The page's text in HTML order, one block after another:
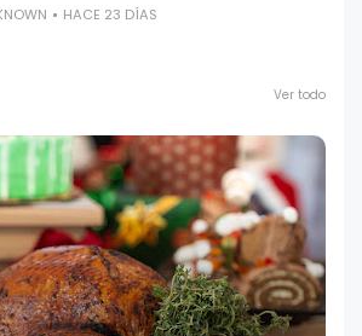
HACE 23 DÍAS
Ver todo